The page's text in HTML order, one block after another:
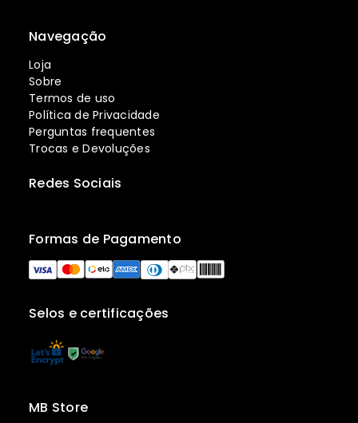
Navegação
Loja
Sobre
Termos de uso
Política de Privacidade
Perguntas frequentes
Trocas e Devoluções
Selos e certificações
Formas de Pagamento
Redes Sociais
MB Store